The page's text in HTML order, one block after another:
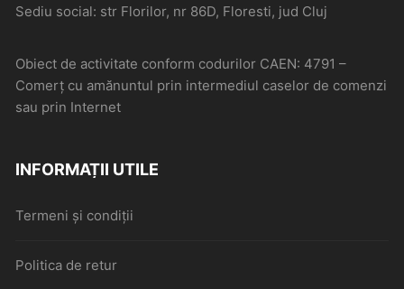
Sediu social: str Florilor, nr 86D, Floresti, jud Cluj
Obiect de activitate conform codurilor CAEN: 4791 –
Comerţ cu amănuntul prin intermediul caselor de comenzi
sau prin Internet
INFORMAȚII UTILE
Termeni și condiții
Politica de retur